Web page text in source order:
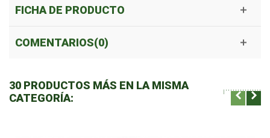
FICHA DE PRODUCTO
COMENTARIOS(0)
30 PRODUCTOS MÁS EN LA MISMA
CATEGORÍA: